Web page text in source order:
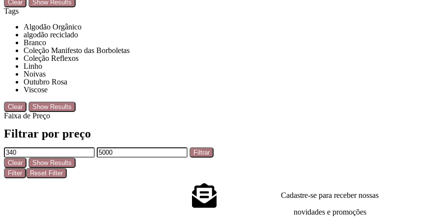
Clear Show Results
Tags
Algodão Orgânico
algodão reciclado
Branco
Coleção Manifesto das Borboletas
Coleção Reflexos
Linho
Noivas
Outubro Rosa
Viscose
Clear Show Results
Faixa de Preço
Filtrar por preço
Filtrar
Clear
Show Results
Filter
Reset Filter
Cadastre-se para receber nossas
novidades e promoções